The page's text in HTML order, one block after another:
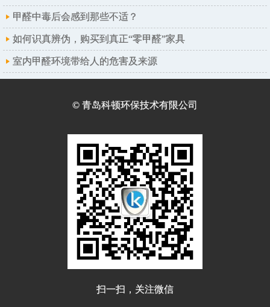
甲醛中毒后会感到那些不适？
如何识真辨伪，购买到真正“零甲醛”家具
室内甲醛环境带给人的危害及来源
© 青岛科顿环保技术有限公司
扫一扫，关注微信